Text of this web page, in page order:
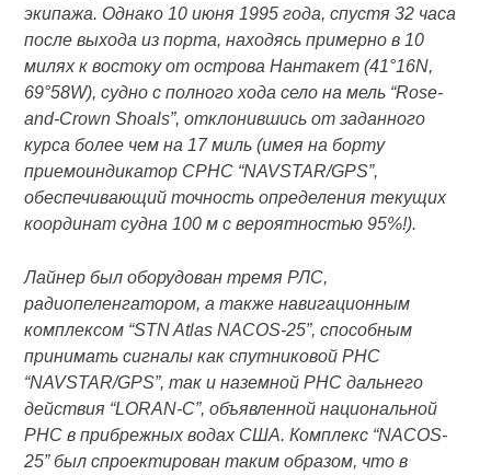
экипажа. Однако 10 июня 1995 года, спустя 32 часа
после выхода из порта, находясь примерно в 10
милях к востоку от острова Нантакет (41°16N,
69°58W), судно с полного хода село на мель “Rose-
and-Crown Shoals”, отклонившись от заданного
курса более чем на 17 миль (имея на борту
приемоиндикатор СРНС “NAVSTAR/GPS”,
обеспечивающий точность определения текущих
координат судна 100 м с вероятностью 95%!).
Лайнер был оборудован тремя РЛС,
радиопеленгатором, а также навигационным
комплексом “STN Atlas NACOS-25”, способным
принимать сигналы как спутниковой РНС
“NAVSTAR/GPS”, так и наземной РНС дальнего
действия “LORAN-C”, объявленной национальной
РНС в прибрежных водах США. Комплекс “NACOS-
25” был спроектирован таким образом, что в